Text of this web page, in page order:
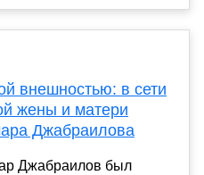
внешностью: в сети
жены и матери
Джабраилова
Джабраилов был